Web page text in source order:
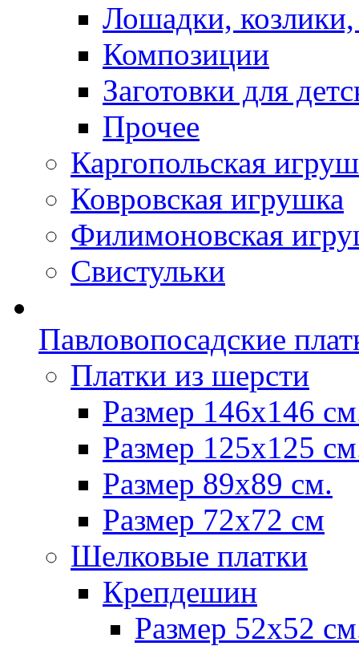
Лошадки,
Композиции
Заготовки для
Прочее
Каргопольская
Ковровская игрушка
Филимоновская
Свистульки
Павловопосадские
Платки из шерсти
Размер 146х146
Размер 125х125
Размер 89х89 см.
Размер 72x72 см
Шелковые платки
Крепдешин
Размер 52х52